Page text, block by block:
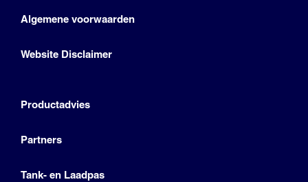
Algemene voorwaarden
Website Disclaimer
Productadvies
Partners
Tank- en Laadpas